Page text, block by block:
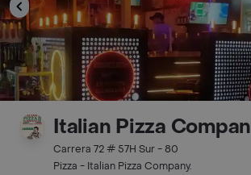
Italian Pizza
Carrera 72 # 57H Sur - 80
Pizza - Italian Pizza Company.